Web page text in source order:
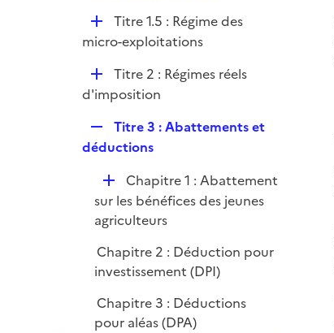
e
r
l
i
e
r
p
l
i
e
r
D
é
i
r
Titre 1.5 : Régime des
micro-exploitations
D
é
i
e
r
Titre 2 : Régimes réels
d'imposition
e
l
i
e
r
Titre 3 : Abattements et
déductions
D
é
p
i
e
r
Chapitre 1 : Abattement
sur les bénéfices des jeunes
agriculteurs
Chapitre 2 : Déduction pour
investissement (DPI)
Chapitre 3 : Déductions
pour aléas (DPA)